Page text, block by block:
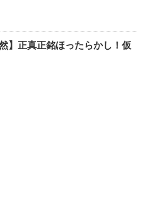
然】正真正銘ほったらかし！仮